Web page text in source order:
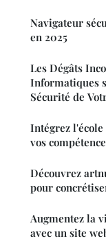
Navigateur
en 2025
Les Dégâts
Informatiques
Sécurité de
Intégrez
vos
Découvrez
pour
Augmentez la
avec un site